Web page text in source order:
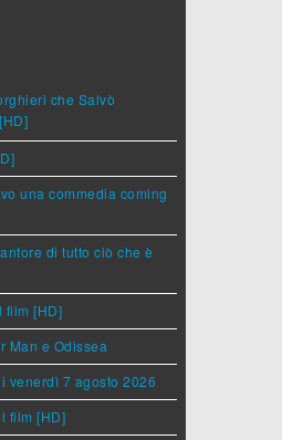
che Salvò
una commedia coming
di tutto ciò che è
film [HD]
Man e Odissea
venerdì 7 agosto 2026
film [HD]